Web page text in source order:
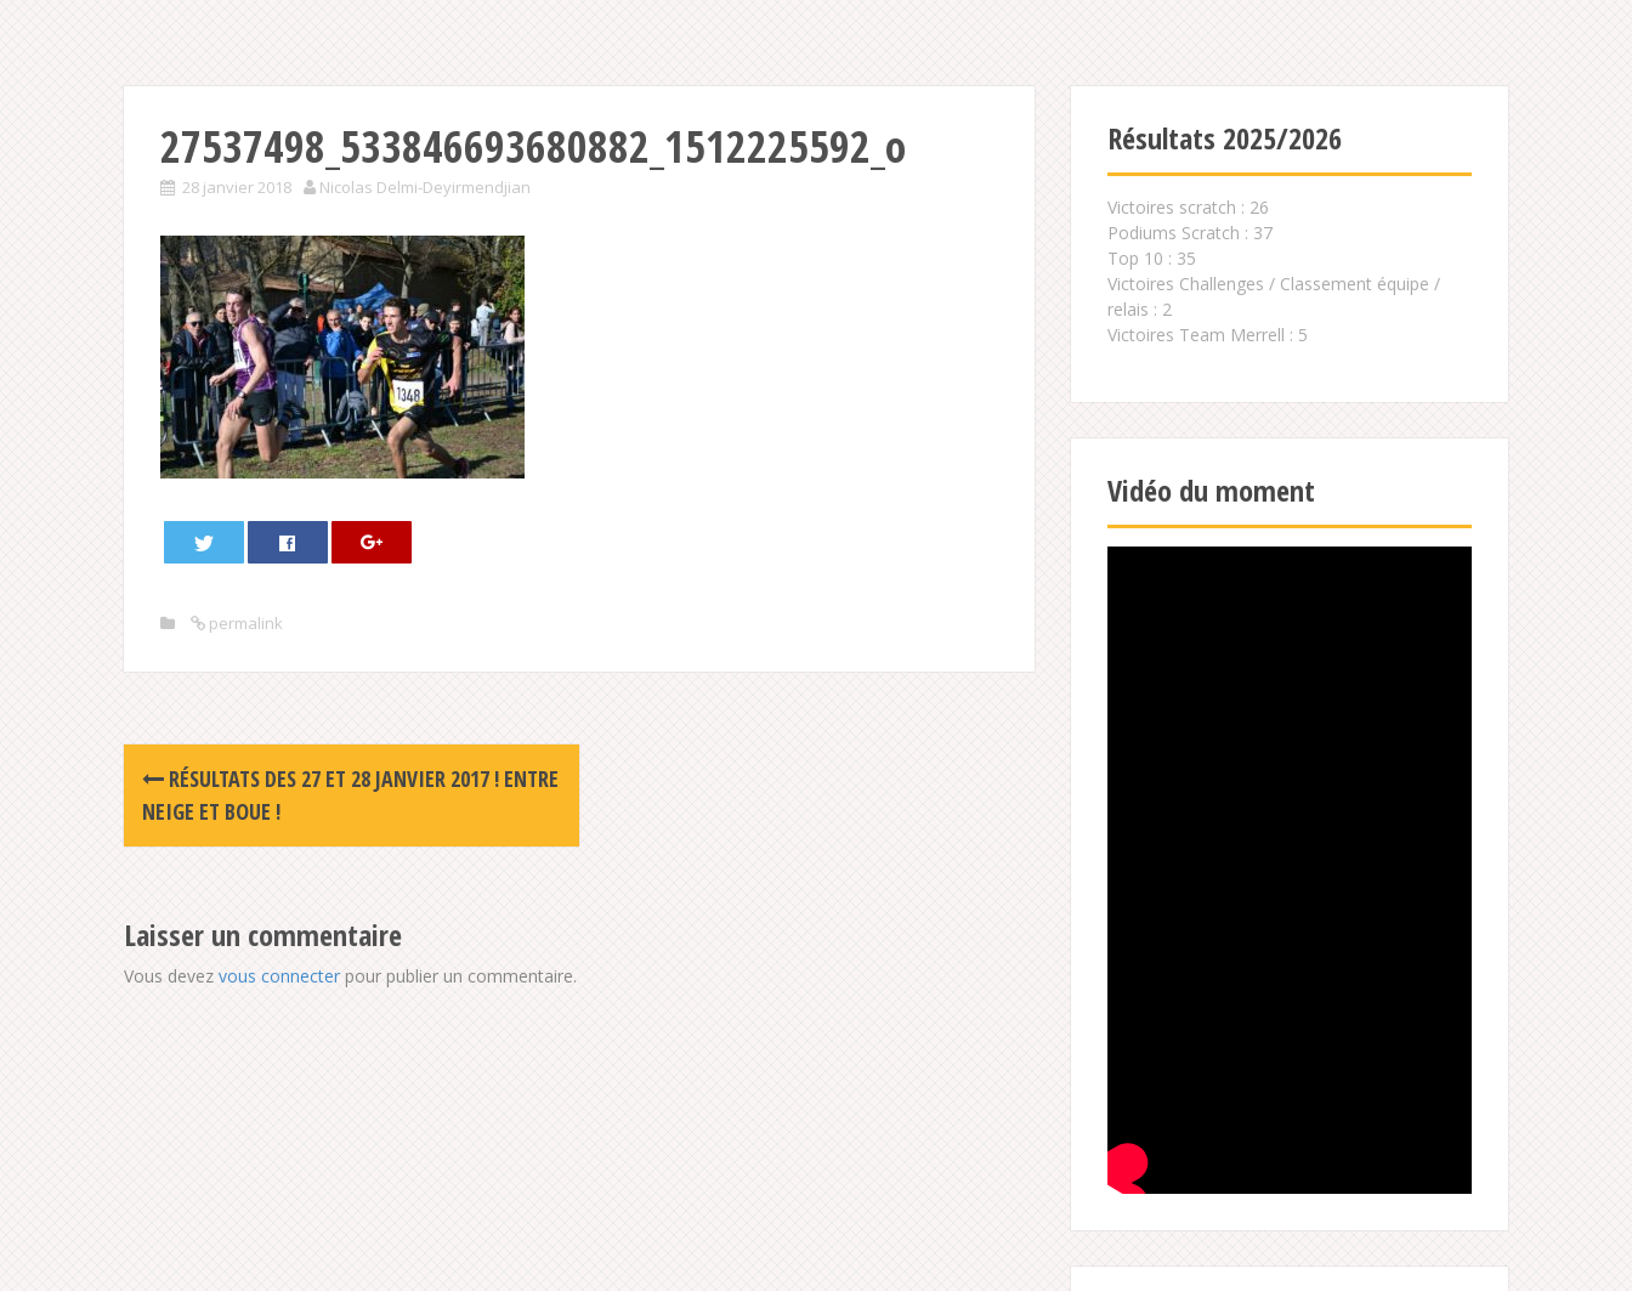
27537498_533846693680882_1512225592_o
28 janvier 2018 Nicolas Delmi-Deyirmendjian
permalink
Post
navigation
RÉSULTATS DES 27 ET 28 JANVIER 2017 ! ENTRE
NEIGE ET BOUE !
Laisser un commentaire
Vous devez vous connecterpour publier un commentaire.
Résultats 2025/2026
Victoires scratch : 26
Podiums Scratch : 37
Top 10 : 35
Victoires Challenges / Classement équipe /
relais : 2
Victoires Team Merrell : 5
Vidéo du moment